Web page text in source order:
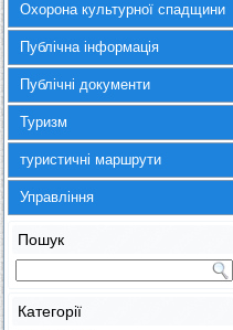
Охорона культурної спадщини
Публічна інформація
Публічні документи
Туризм
туристичні маршрути
Управління
Пошук
Категорії